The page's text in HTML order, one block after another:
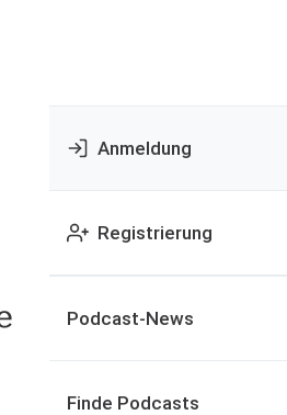
Anmeldung
Registrierung
Podcast-News
Finde Podcasts